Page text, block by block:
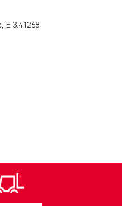
E 3.41268